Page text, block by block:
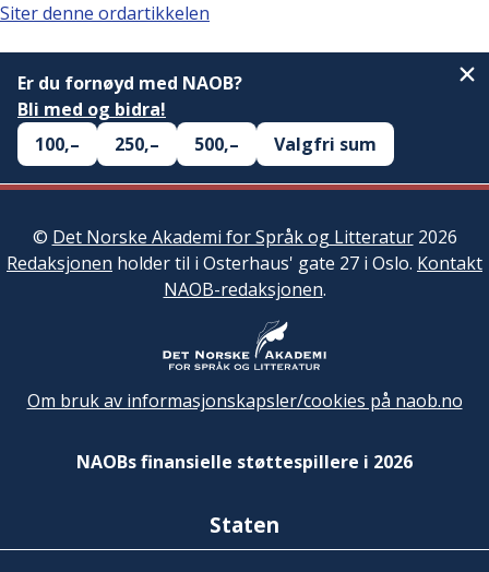
Siter denne ordartikkelen
Er du fornøyd med NAOB?
Bli med og bidra!
100,–
250,– 500,– Valgfri sum
© Det Norske Akademi for Språk og Litteratur2026
Redaksjonen holder til i Osterhaus' gate 27 i Oslo. Kontakt
NAOB-redaksjonen.
Om bruk av informasjonskapsler/cookies på naob.no
NAOBs finansielle støttespillere i 2026
Staten